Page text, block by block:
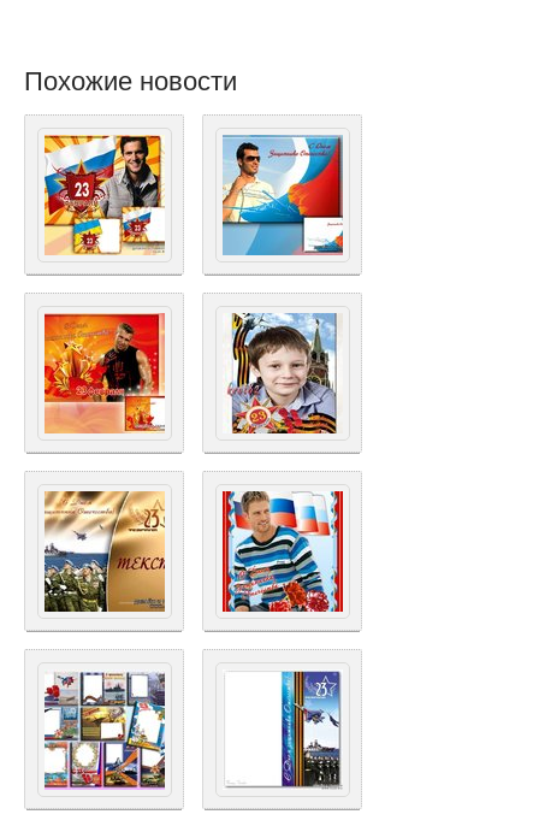
Похожие новости